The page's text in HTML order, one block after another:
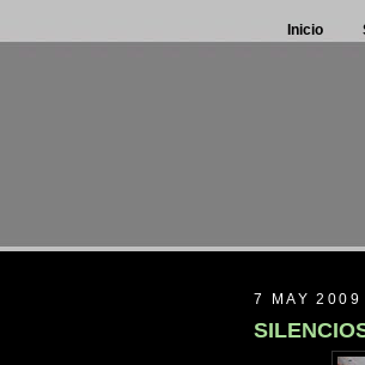
Inicio
7 MAY 2009